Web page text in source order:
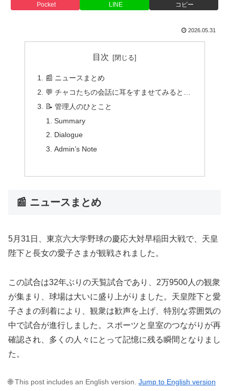
Pocket LINE コピー
2026.05.31
目次
📰 ニュースまとめ
💬 チャコたちの会話に耳をすませてみると…
📝 管理人のひとこと
Summary
Dialogue
Admin’s Note
📰 ニュースまとめ
5月31日、東京六大学野球の慶応大対早稲田大戦で、天皇
陛下と長女の愛子さまが観戦されました。
この試合は32年ぶりの天覧試合であり、2万9500人の観衆
が集まり、球場は大いに盛り上がりました。天皇陛下と愛
子さまの到着により、観衆は歓声を上げ、特別な雰囲気の
中で試合が進行しました。スポーツと皇室のつながりが再
確認され、多くの人々にとって記憶に残る瞬間となりまし
た。
🌐 This post includes an English version. Jump to English version